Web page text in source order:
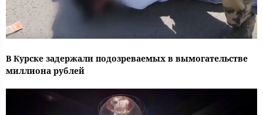
В Курске задержали подозреваемых в вымогательстве
миллиона рублей